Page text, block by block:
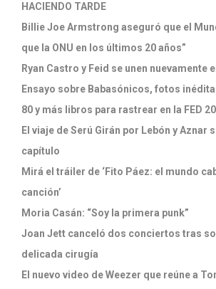
HACIENDO TARDE
Billie Joe Armstrong aseguró que el
que la ONU en los últimos 20 años”
Ryan Castro y Feid se unen nuevamente
Ensayo sobre Babasónicos, fotos
80 y más libros para rastrear en la FED
El viaje de Serú Girán por Lebón y Aznar
capítulo
Mirá el tráiler de ‘Fito Páez: el mundo
canción’
Moria Casán: “Soy la primera punk”
Joan Jett canceló dos conciertos tras
delicada cirugía
El nuevo video de Weezer que reúne a